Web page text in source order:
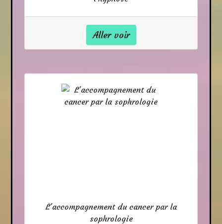
Aller voir
L'accompagnement du cancer par la
sophrologie